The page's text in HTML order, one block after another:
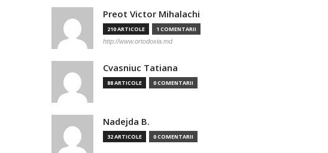
Preot Victor Mihalachi
210 ARTICOLE 1 COMENTARII
http://www.ortodoxia.md
Cvasniuc Tatiana
88 ARTICOLE 0 COMENTARII
Nadejda B.
32 ARTICOLE 0 COMENTARII